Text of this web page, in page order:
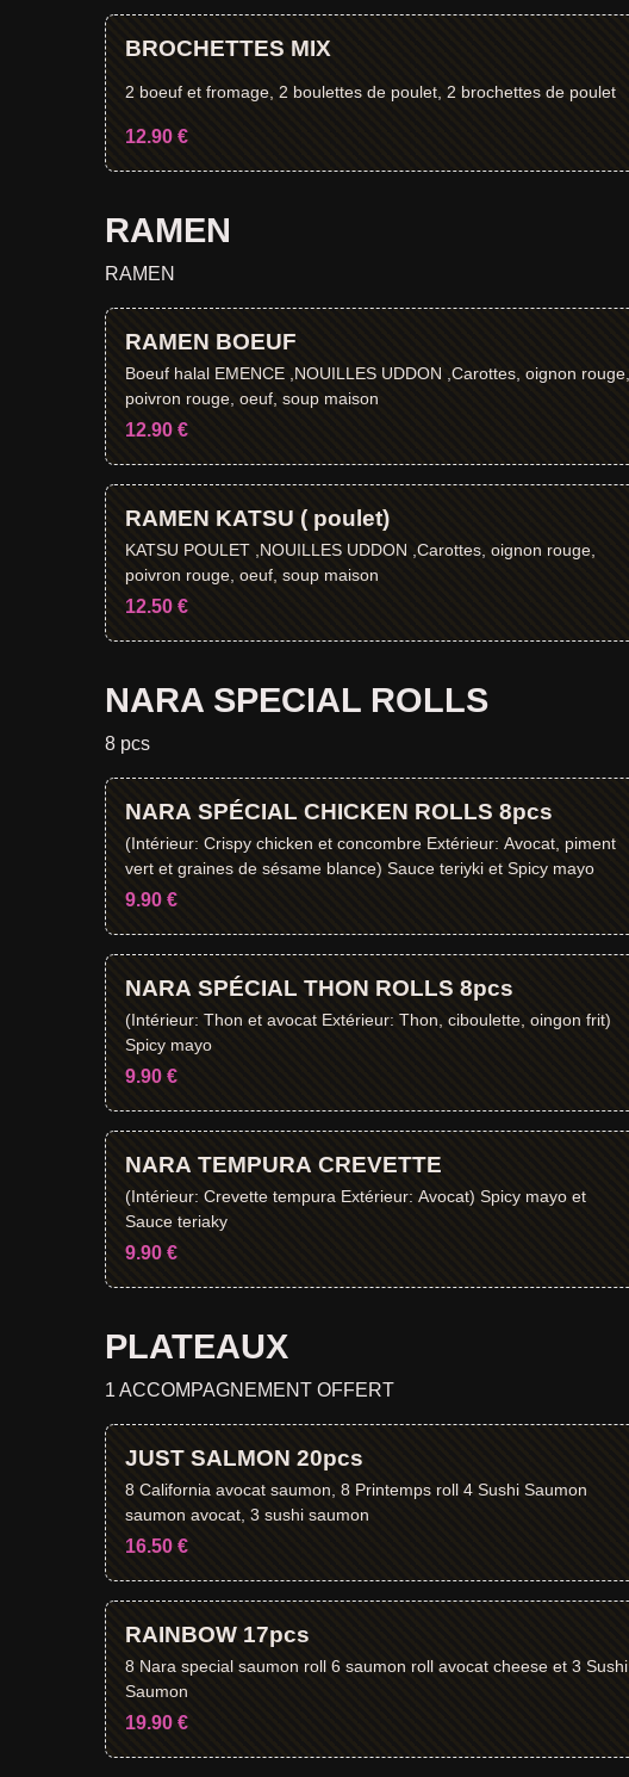
BROCHETTES MIX
2 boeuf et fromage, 2 boulettes de poulet, 2 brochettes de poulet
12.90 €
RAMEN
RAMEN
RAMEN BOEUF
Boeuf halal EMENCE ,NOUILLES UDDON ,Carottes, oignon rouge,
poivron rouge, oeuf, soup maison
12.90 €
RAMEN KATSU ( poulet)
KATSU POULET ,NOUILLES UDDON ,Carottes, oignon rouge,
poivron rouge, oeuf, soup maison
12.50 €
NARA SPECIAL ROLLS
8 pcs
NARA SPÉCIAL CHICKEN ROLLS 8pcs
(Intérieur: Crispy chicken et concombre Extérieur: Avocat, piment
vert et graines de sésame blance) Sauce teriyki et Spicy mayo
9.90 €
NARA SPÉCIAL THON ROLLS 8pcs
(Intérieur: Thon et avocat Extérieur: Thon, ciboulette, oingon frit)
Spicy mayo
9.90 €
NARA TEMPURA CREVETTE
(Intérieur: Crevette tempura Extérieur: Avocat) Spicy mayo et
Sauce teriaky
9.90 €
PLATEAUX
1 ACCOMPAGNEMENT OFFERT
JUST SALMON 20pcs
8 California avocat saumon, 8 Printemps roll 4 Sushi Saumon
saumon avocat, 3 sushi saumon
16.50 €
RAINBOW 17pcs
8 Nara special saumon roll 6 saumon roll avocat cheese et 3 Sushi
Saumon
19.90 €